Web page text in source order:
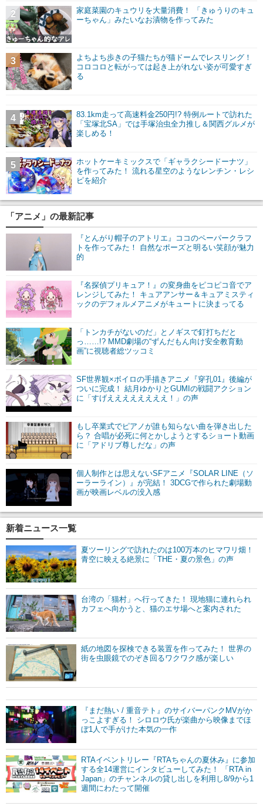
家庭菜園のキュウリを大量消費！ 「きゅうりのキュ
ーちゃん」みたいなお漬物を作ってみた
2
よちよち歩きの子猫たちが猫ドームでレスリング！
コロコロと転がっては起き上がれない姿が可愛すぎ
る
3
83.1km走って高速料金250円!? 特例ルートで訪れた
「宝塚北SA」では手塚治虫全力推し＆関西グルメが
楽しめる！
4
ホットケーキミックスで「ギャラクシードーナツ」
を作ってみた！ 流れる星空のようなレンチン・レシ
ピを紹介
5
「アニメ」の最新記事
『とんがり帽子のアトリエ』ココのペーパークラフ
トを作ってみた！ 自然なポーズと明るい笑顔が魅力
的
『名探偵プリキュア！』の変身曲をピコピコ音でア
レンジしてみた！ キュアアンサー＆キュアミスティ
ックのデフォルメアニメがキュートに決まってる
「トンカチがないのだ」とノギスで釘打ちだと
っ……!? MMD劇場の“ずんだもん向け安全教育動
画”に視聴者総ツッコミ
SF世界観×ボイロの手描きアニメ『穿孔01』後編が
ついに完成！ 結月ゆかりとGUMIの戦闘アクション
に「すげええええええええ！」の声
もし卒業式でピアノが誰も知らない曲を弾き出した
ら？ 合唱が必死に何とかしようとするショート動画
に「アドリブ尊しだな」の声
個人制作とは思えないSFアニメ『SOLAR LINE（ソ
ーラーライン）』が完結！ 3DCGで作られた劇場動
画が映画レベルの没入感
新着ニュース一覧
夏ツーリングで訪れたのは100万本のヒマワリ畑！
青空に映える絶景に「THE・夏の景色」の声
台湾の「猫村」へ行ってきた！ 現地猫に連れられ
カフェへ向かうと、猫のエサ場へと案内された
紙の地図を探検できる装置を作ってみた！ 世界の
街を虫眼鏡でのぞき回るワクワク感が楽しい
『まだ熱い / 重音テト』のサイバーパンクMVがか
っこよすぎる！ シロロウ氏が楽曲から映像までほ
ぼ1人で手がけた本気の一作
RTAイベントリレー『RTAちゃんの夏休み』に参加
する全14運営にインタビューしてみた！ 「RTA in
Japan」のチャンネルの貸し出しを利用し8/9から1
週間にわたって開催